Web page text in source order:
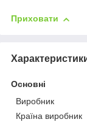
Приховати
Основні
Виробник
Країна виробник